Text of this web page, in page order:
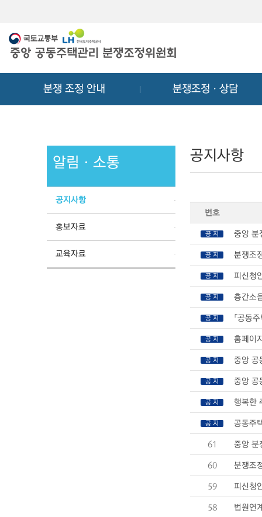
분쟁 조정 안내 분쟁조정ㆍ상담
알림ㆍ소통
공지사항
홍보자료
교육자료
공지사항
번호
공 지 중앙 분
공 지 분쟁조
공 지 피신청
공 지 층간소
공 지 「공동
공 지 홈페이
공 지 중앙 공
공 지 중앙 공
공 지 행복한
공 지 공동주
61 중앙 분
60 분쟁조
59 피신청
58 법원연